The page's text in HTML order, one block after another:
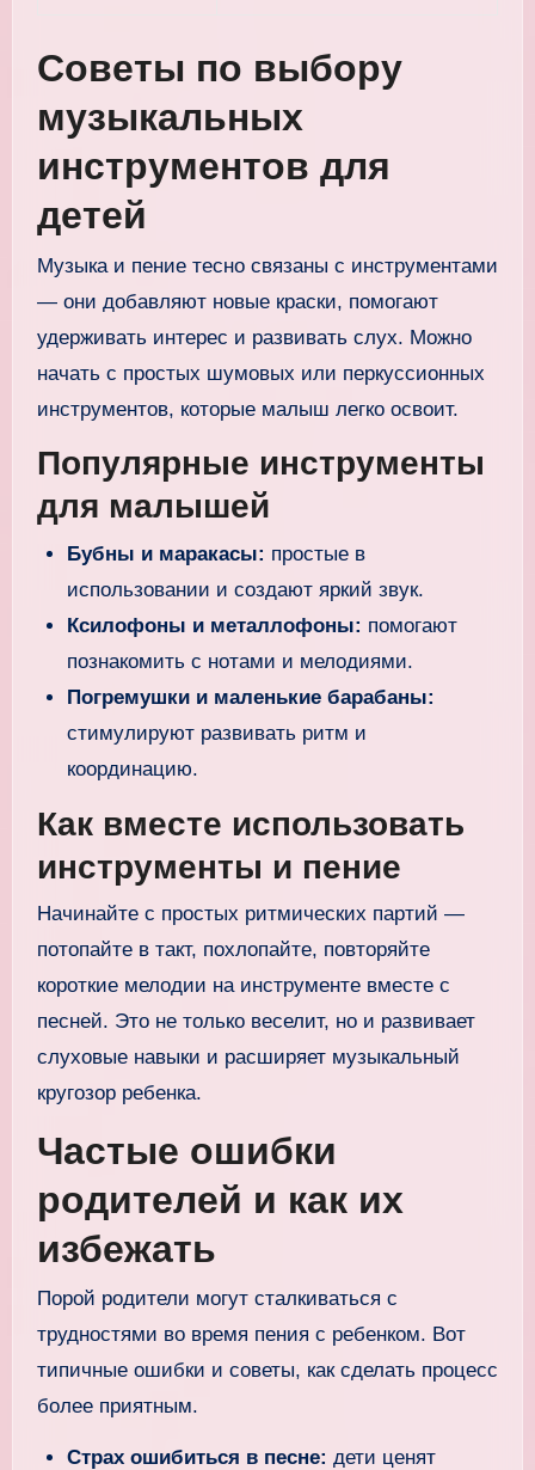
Советы по выбору
музыкальных
инструментов для
детей
Музыка и пение тесно связаны с инструментами
— они добавляют новые краски, помогают
удерживать интерес и развивать слух. Можно
начать с простых шумовых или перкуссионных
инструментов, которые малыш легко освоит.
Популярные инструменты
для малышей
Бубны и маракасы: простые в
использовании и создают яркий звук.
Ксилофоны и металлофоны: помогают
познакомить с нотами и мелодиями.
Погремушки и маленькие барабаны:
стимулируют развивать ритм и
координацию.
Как вместе использовать
инструменты и пение
Начинайте с простых ритмических партий —
потопайте в такт, похлопайте, повторяйте
короткие мелодии на инструменте вместе с
песней. Это не только веселит, но и развивает
слуховые навыки и расширяет музыкальный
кругозор ребенка.
Частые ошибки
родителей и как их
избежать
Порой родители могут сталкиваться с
трудностями во время пения с ребенком. Вот
типичные ошибки и советы, как сделать процесс
более приятным.
Страх ошибиться в песне: дети ценят